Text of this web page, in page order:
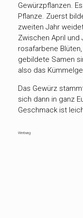
Gewürzpflanzen.
Pflanze. Zuerst
zweiten Jahr
Zwischen April und
rosafarbene
gebildete Samen
also das
Das Gewürz
sich dann in ganz
Geschmack ist
Werbung